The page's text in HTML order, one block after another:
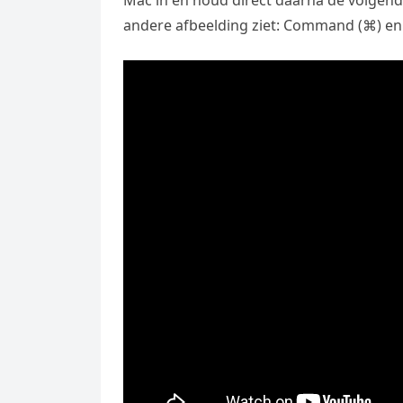
andere afbeelding ziet: Command (⌘) en